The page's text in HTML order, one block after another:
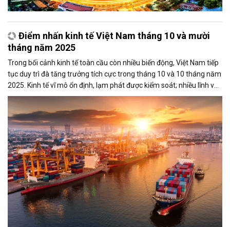
Điểm nhấn kinh tế Việt Nam tháng 10 và mười
tháng năm 2025
Trong bối cảnh kinh tế toàn cầu còn nhiều biến động, Việt Nam tiếp
tục duy trì đà tăng trưởng tích cực trong tháng 10 và 10 tháng năm
2025. Kinh tế vĩ mô ổn định, lạm phát được kiểm soát; nhiều lĩnh vực
sản xuất, thương mại và đầu tư đạt kết quả khả quan, góp phần
củng cố nền tảng phát triển bền vững cho cả năm.